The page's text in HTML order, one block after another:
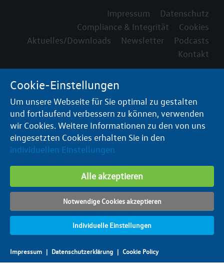
Impressum
Datenschutz
Compliance & Integrität
Cookies
Aktuelles/Downloads
Newsletter
Podcasts
Kontakt
Cookie-Einstellungen
Um unsere Webseite für Sie optimal zu gestalten
und fortlaufend verbessern zu können, verwenden
wir Cookies. Weitere Informationen zu den von uns
eingesetzten Cookies erhalten Sie in den
individuellen Einstellungen
Alle akzeptieren
Notwendige Cookies akzeptieren
Impressum | Datenschutzerklärung | Cookie Policy
Individuelle Einstellungen